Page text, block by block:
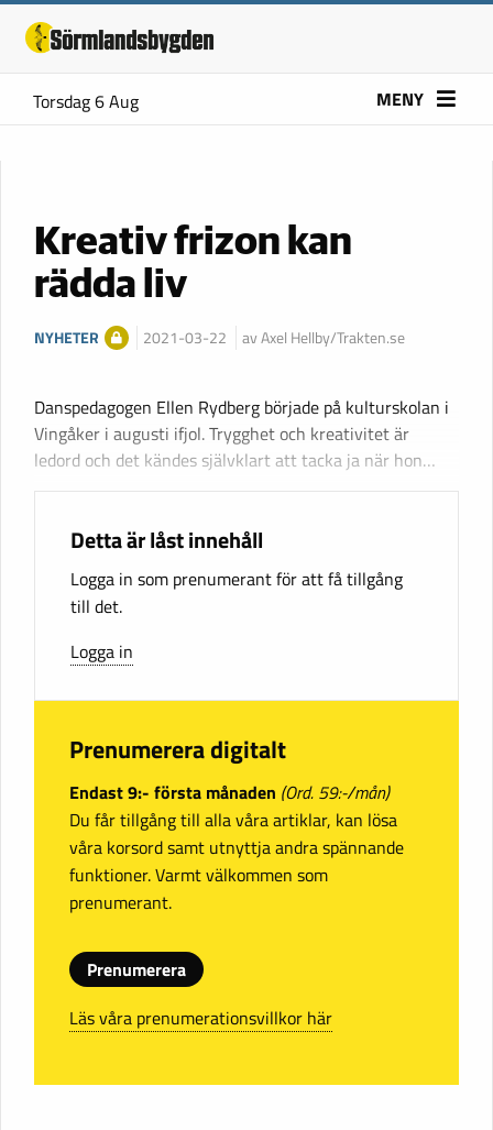
Torsdag 6 Aug MENY
Kreativ frizon kan
rädda liv
NYHETER 2021-03-22 av Axel Hellby/Trakten.se
Danspedagogen Ellen Rydberg började på kulturskolan i
Vingåker i augusti ifjol. Trygghet och kreativitet är
ledord och det kändes självklart att tacka ja när hon…
Detta är låst innehåll
Logga in som prenumerant för att få tillgång
till det.
Logga in
Prenumerera digitalt
Endast 9:- första månaden (Ord. 59:-/mån)
Du får tillgång till alla våra artiklar, kan lösa
våra korsord samt utnyttja andra spännande
funktioner. Varmt välkommen som
prenumerant.
Prenumerera
Läs våra prenumerationsvillkor här